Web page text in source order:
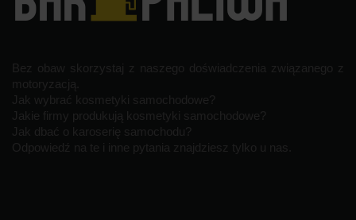
Bez obaw skorzystaj z naszego doświadczenia związanego z
motoryzacją.
Jak wybrać kosmetyki samochodowe?
Jakie firmy produkują kosmetyki samochodowe?
Jak dbać o karoserię samochodu?
Odpowiedź na te i inne pytania znajdziesz tylko u nas.